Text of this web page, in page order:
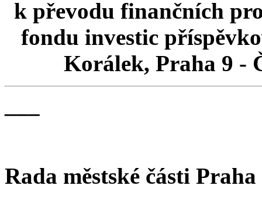
k převodu finančních
fondu investic
Korálek, Praha 9 -
Rada městské části Praha